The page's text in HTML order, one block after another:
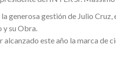
generosa gestión de Julio
y su Obra.
este año la marca de